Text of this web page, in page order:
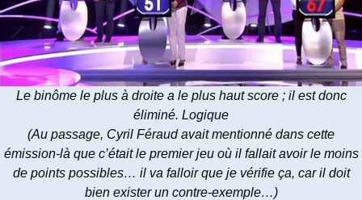
Le binôme le plus à droite a le plus haut score ; il est donc
éliminé. Logique
(Au passage, Cyril Féraud avait mentionné dans cette
émission-là que c’était le premier jeu où il fallait avoir le moins
de points possibles… il va falloir que je vérifie ça, car il doit
bien exister un contre-exemple…)